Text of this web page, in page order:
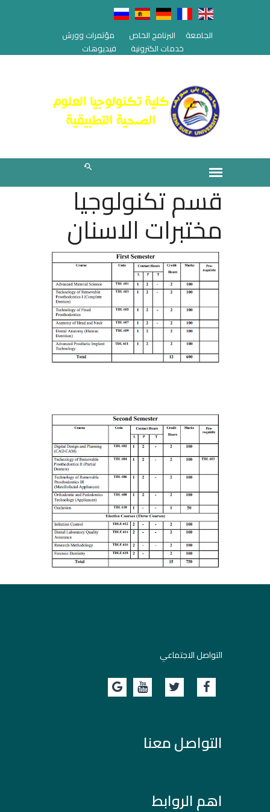
الجامعة البرنامج الخاص
مؤتمرات وورش
خدمات الكترونية
فيديوهات
قسم تكنولوجيا
مختبرات الاسنان
التواصل الاجتماعي
التواصل معنا
اهم الروابط